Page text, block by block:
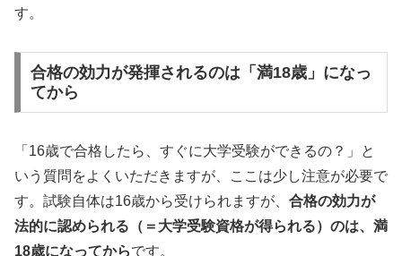
す。
合格の効力が発揮されるのは「満18歳」になっ
てから
「16歳で合格したら、すぐに大学受験ができるの？」と
いう質問をよくいただきますが、ここは少し注意が必要で
す。試験自体は16歳から受けられますが、 合格の効力が
法的に認められる（＝大学受験資格が得られる）のは、満
18歳になってからです。